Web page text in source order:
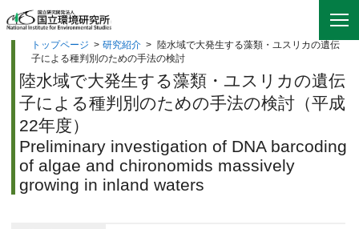
トップページ > 研究紹介 > 陸水域で大発生する藻類・ユスリカの遺伝
子による種判別のための手法の検討
陸水域で大発生する藻類・ユスリカの遺伝
子による種判別のための手法の検討（平成
22年度）
Preliminary investigation of DNA barcoding
of algae and chironomids massively
growing in inland waters